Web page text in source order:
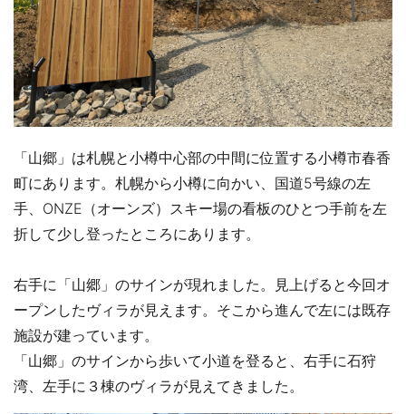
「山郷」は札幌と小樽中心部の中間に位置する小樽市春香
町にあります。札幌から小樽に向かい、国道5号線の左
手、ONZE（オーンズ）スキー場の看板のひとつ手前を左
折して少し登ったところにあります。
右手に「山郷」のサインが現れました。見上げると今回オ
ープンしたヴィラが見えます。そこから進んで左には既存
施設が建っています。
「山郷」のサインから歩いて小道を登ると、右手に石狩
湾、左手に３棟のヴィラが見えてきました。